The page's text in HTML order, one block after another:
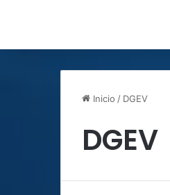
Inicio / DGEV
DGEV